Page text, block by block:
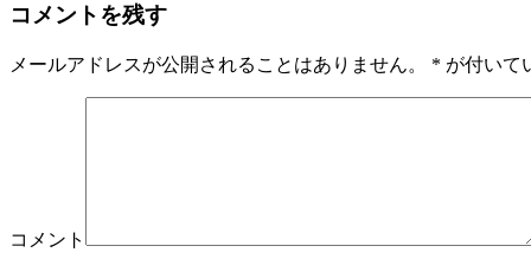
コメントを残す
メールアドレスが公開されることはありません。 * が付いて
コメント